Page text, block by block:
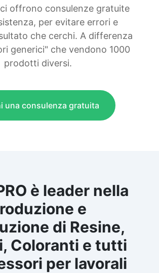
offrono consulenze gratuite
per evitare errori e
che cerchi. A differenza
generici" che vendono 1000
prodotti diversi.
una consulenza gratuita
è leader nella
e
di Resine,
Coloranti e tutti
per lavorali